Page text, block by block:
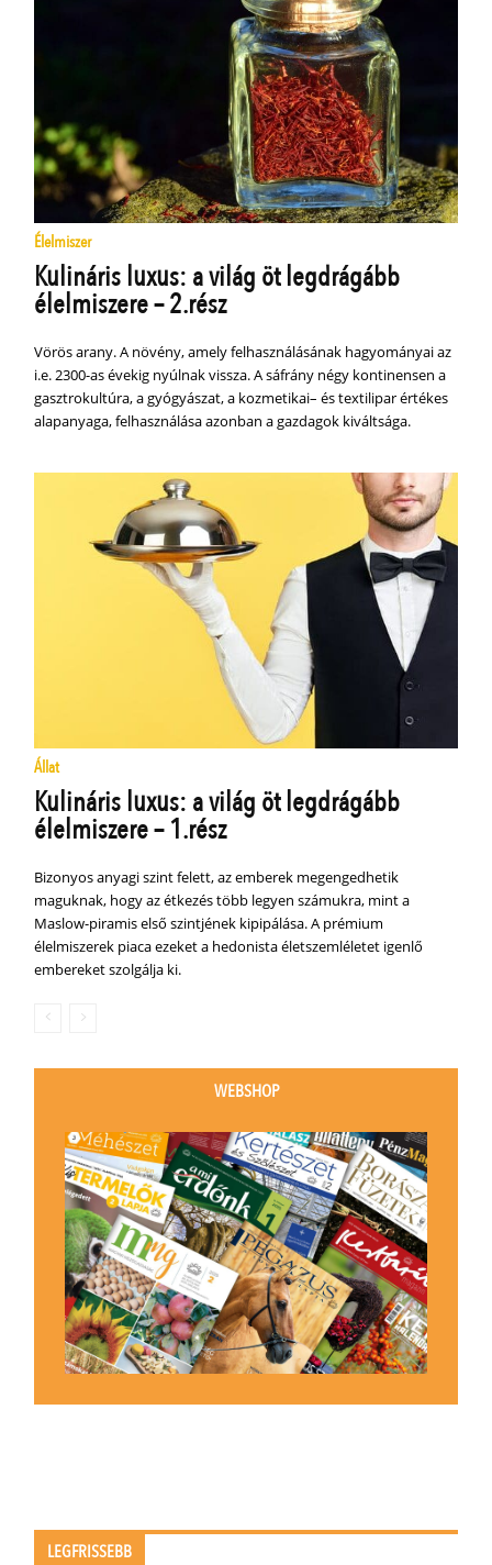
Élelmiszer
Kulináris luxus: a világ öt legdrágább
élelmiszere – 2.rész
Vörös arany. A növény, amely felhasználásának hagyományai az
i.e. 2300-as évekig nyúlnak vissza. A sáfrány négy kontinensen a
gasztrokultúra, a gyógyászat, a kozmetikai– és textilipar értékes
alapanyaga, felhasználása azonban a gazdagok kiváltsága.
Állat
Kulináris luxus: a világ öt legdrágább
élelmiszere – 1.rész
Bizonyos anyagi szint felett, az emberek megengedhetik
maguknak, hogy az étkezés több legyen számukra, mint a
Maslow-piramis első szintjének kipipálása. A prémium
élelmiszerek piaca ezeket a hedonista életszemléletet igenlő
embereket szolgálja ki.
WEBSHOP
LEGFRISSEBB